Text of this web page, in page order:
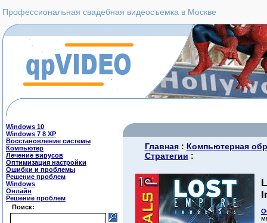
Профессиональная свадебная видеосъемка в Москве
Windows 10
Windows 7 8 XP
Восстановление системы
Компьютер
Лечение вирусов
Оптимизация настройки
Ошибки и проблемы
Решение проблем
Windows
Онлайн
Решение проблем
Поиск:
Главная: Компьютерная
Стратегии :